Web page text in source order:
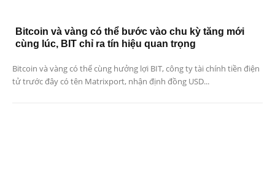
Bitcoin và vàng có thể bước vào chu kỳ tăng mới
cùng lúc, BIT chỉ ra tín hiệu quan trọng
Bitcoin và vàng có thể cùng hưởng lợi BIT, công ty tài chính tiền điện
tử trước đây có tên Matrixport, nhận định đồng USD...